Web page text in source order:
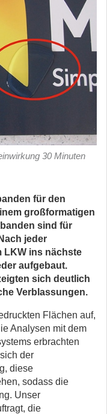
30 Minuten
für den
großformatigen
sind für
jeder
LKW ins nächste
aufgebaut.
sich deutlich
Verblassungen.
Flächen auf,
Analysen mit dem
erbrachten
der
diese
sodass die
Unser
die